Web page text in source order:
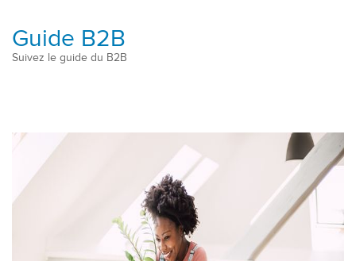
Guide B2B
Suivez le guide du B2B